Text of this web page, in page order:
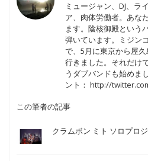
ミュージャン、DJ、ラ
ア、肉体労働者。あな
ます。陰核御殿という
弾いています。ミジン
で、5月に東京から屋
行きました。それだけ
うダブバンドも始めま
ント： http://
この筆者の記事
クラムボン ミト ソロプロ